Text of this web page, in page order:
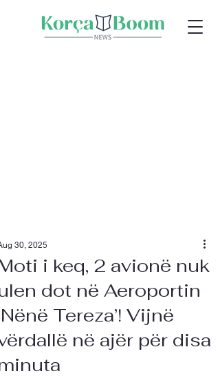
i keq, 2 avionë nuk
dot në Aeroportin
Tereza’! Vijnë
në ajër për disa
30, 2025